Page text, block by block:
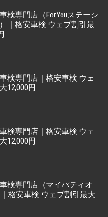
検専門店（ForYouステーシ
｜格安車検 ウェブ割引最
検専門店｜格安車検 ウェ
12,000円
検専門店｜格安車検 ウェ
12,000円
検専門店（マイパティオ
格安車検 ウェブ割引最大